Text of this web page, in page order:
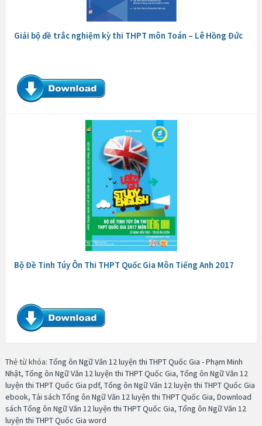
Giải bộ đề trắc nghiệm kỳ thi THPT môn Toán – Lê Hồng Đức
Bộ Đề Tinh Túy Ôn Thi THPT Quốc Gia Môn Tiếng Anh 2017
Thẻ từ khóa: Tổng ôn Ngữ Văn 12 luyện thi THPT Quốc Gia - Phạm Minh
Nhật, Tổng ôn Ngữ Văn 12 luyện thi THPT Quốc Gia, Tổng ôn Ngữ Văn 12
luyện thi THPT Quốc Gia pdf, Tổng ôn Ngữ Văn 12 luyện thi THPT Quốc Gia
ebook, Tải sách Tổng ôn Ngữ Văn 12 luyện thi THPT Quốc Gia, Download
sách Tổng ôn Ngữ Văn 12 luyện thi THPT Quốc Gia, Tổng ôn Ngữ Văn 12
luyện thi THPT Quốc Gia word